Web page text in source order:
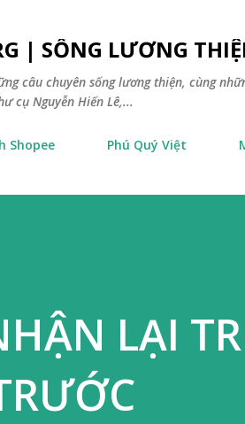
| SỐNG LƯƠNG
câu chuyên sống lương thiện, cùng
cụ Nguyễn Hiến Lê,...
Shopee Phú Quý Việt
LẠI